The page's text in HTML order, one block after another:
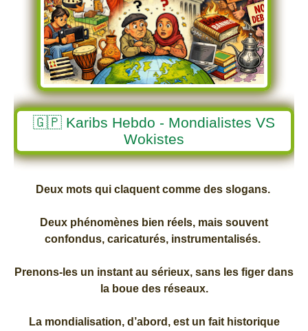
🇬🇵 Karibs Hebdo - Mondialistes VS
Wokistes
Deux mots qui claquent comme des slogans.
Deux phénomènes bien réels, mais souvent
confondus, caricaturés, instrumentalisés.
Prenons-les un instant au sérieux, sans les figer dans
la boue des réseaux.
La mondialisation, d’abord, est un fait historique